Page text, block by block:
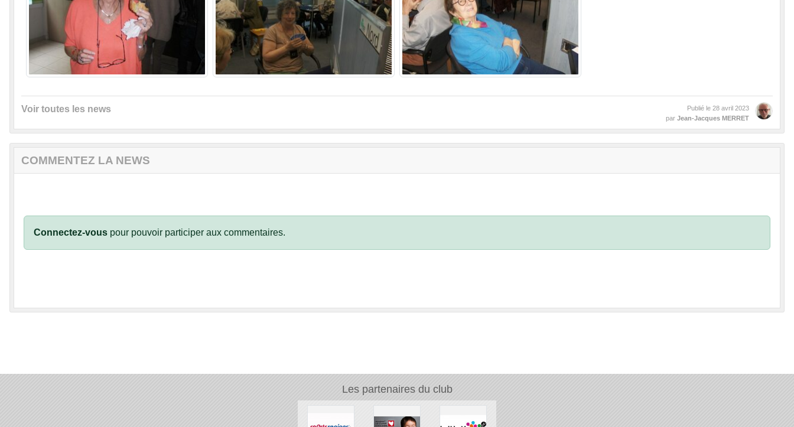
Voir toutes les news Publié le 28 avril 2023
par Jean-Jacques MERRET
COMMENTEZ LA NEWS
Connectez-vous pour pouvoir participer aux commentaires.
Les partenaires du club